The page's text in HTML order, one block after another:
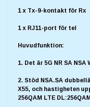
1 x Tx-9-kontakt för Rx
1 x RJ11-port för tel
Huvudfunktion:
1. Det är 5G NR SA
2. Stöd NSA.SA
X55, och hastigheten
256QAM LTE